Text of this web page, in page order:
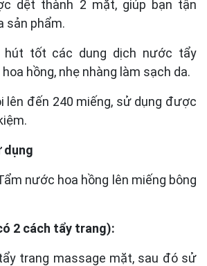
dệt thành 2 mặt, giúp bạn tận
sản phẩm.
hút tốt các dung dịch nước tẩy
hồng, nhẹ nhàng làm sạch da.
lên đến 240 miếng, sử dụng được
dụng
nước hoa hồng lên miếng bông
2 cách tẩy trang):
trang massage mặt, sau đó sử